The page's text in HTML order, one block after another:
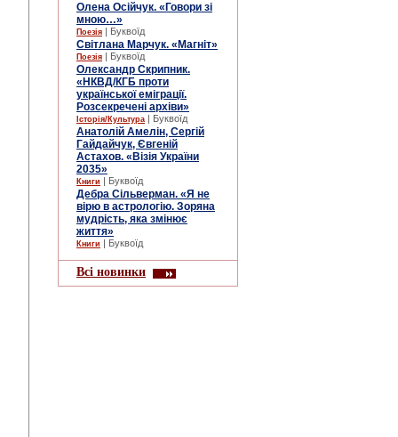
Олена Осійчук. «Говори зі
мною…»
Поезія | Буквоїд
Світлана Марчук. «Магніт»
Поезія | Буквоїд
Олександр Скрипник.
«НКВД/КГБ проти
української еміграції.
Розсекречені архіви»
Історія/Культура | Буквоїд
Анатолій Амелін, Сергій
Гайдайчук, Євгеній
Астахов. «Візія України
2035»
Книги | Буквоїд
Дебра Сільверман. «Я не
вірю в астрологію. Зоряна
мудрість, яка змінює
життя»
Книги | Буквоїд
Всі новинки